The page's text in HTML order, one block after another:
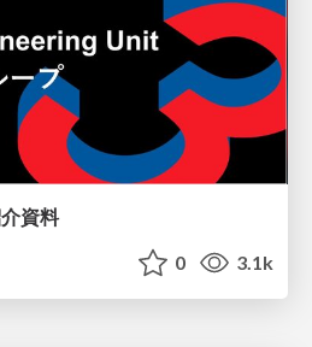
資料
0 3.1k